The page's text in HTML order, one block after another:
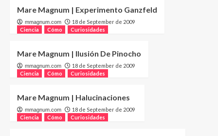
Mare Magnum | Experimento Ganzfeld
mmagnum.com
18 de September de 2009
Ciencia
Cómo Curiosidades
Mare Magnum | Ilusión De Pinocho
mmagnum.com
18 de September de 2009
Ciencia
Cómo Curiosidades
Mare Magnum | Halucinaciones
mmagnum.com
18 de September de 2009
Ciencia
Cómo Curiosidades